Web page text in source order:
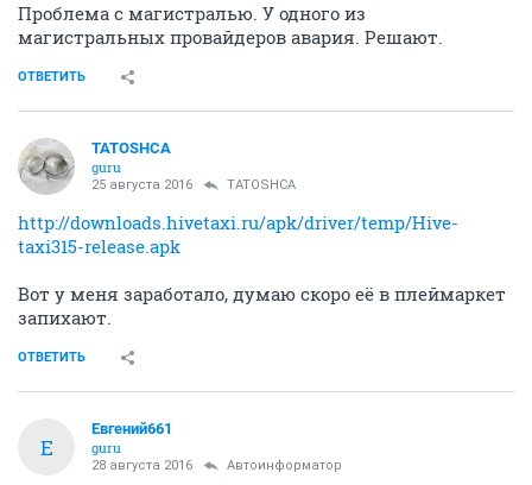
Проблема с магистралью. У одного из
магистральных провайдеров авария. Решают.
ОТВЕТИТЬ
TATOSHCA
guru
25 августа 2016 TATOSHCA
http://downloads.hivetaxi.ru/apk/driver/temp/Hive-
taxi315-release.apk
Вот у меня заработало, думаю скоро её в плеймаркет
запихают.
ОТВЕТИТЬ
Е
Евгений661
guru
28 августа 2016 Автоинформатор